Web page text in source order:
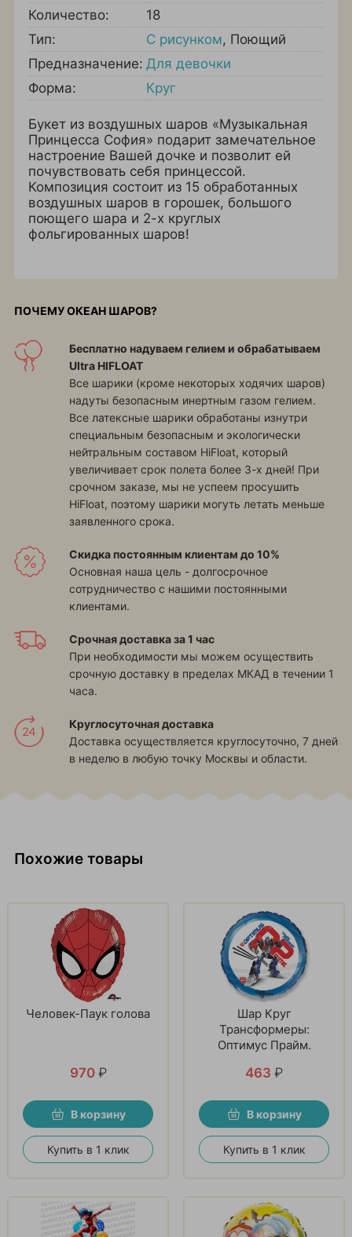
Количество:
18
Тип:
С рисунком, Поющий
Предназначение: Для девочки
Форма:
Круг
Букет из воздушных шаров «Музыкальная
Принцесса София» подарит замечательное
настроение Вашей дочке и позволит ей
почувствовать себя принцессой.
Композиция состоит из 15 обработанных
воздушных шаров в горошек, большого
поющего шара и 2-х круглых
фольгированных шаров!
ПОЧЕМУ ОКЕАН ШАРОВ?
Бесплатно надуваем гелием и обрабатываем
Ultra HIFLOAT
Все шарики (кроме некоторых ходячих шаров)
надуты безопасным инертным газом гелием.
Все латексные шарики обработаны изнутри
специальным безопасным и экологически
нейтральным составом HiFloat, который
увеличивает срок полета более 3-х дней! При
срочном заказе, мы не успеем просушить
HiFloat, поэтому шарики могуть летать меньше
заявленного срока.
Скидка постоянным клиентам до 10%
Основная наша цель - долгосрочное
сотрудничество с нашими постоянными
клиентами.
Срочная доставка за 1 час
При необходимости мы можем осуществить
срочную доставку в пределах МКАД в течении 1
часа.
Круглосуточная доставка
Доставка осуществляется круглосуточно, 7 дней
в неделю в любую точку Москвы и области.
Похожие товары
Человек-Паук голова
970 ₽
В корзину
Купить в 1 клик
Шар Круг
Трансформеры:
Оптимус Прайм.
463 ₽
В корзину
Купить в 1 клик